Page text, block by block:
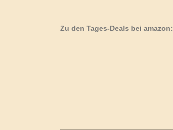
Zu den Tages-Deals bei amazon: